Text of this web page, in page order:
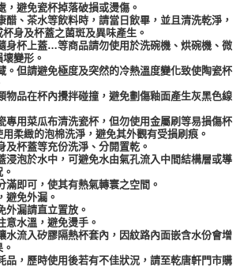
，避免瓷杯掉落破損或燙傷。
醋、茶水等飲料時，請當日飲畢，並且清洗乾淨，
身及杯蓋之菌斑及異味產生。
身杯上蓋…等商品請勿使用於洗碗機、烘碗機、微
變形。
。但請避免極度及突然的冷熱溫度變化致使陶瓷杯
物品在杯內攪拌碰撞，避免劃傷釉面產生灰黑色線
專用菜瓜布清洗瓷杯，但勿使用金屬刷等易損傷杯
柔緻的泡棉洗淨，避免其外觀有受損刷痕。
及杯蓋等充份洗淨、分開置乾。
浸泡於水中，可避免水由氣孔流入中間結構層或導
滿即可，使其有熱氣轉寰之空間。
避免外漏。
外漏請直立置放。
意水溫，避免燙手。
水流入矽膠隔熱杯套內，因紋路內面嵌含水份會增
品，歷時使用後若有不佳狀況，請至乾唐軒門市購